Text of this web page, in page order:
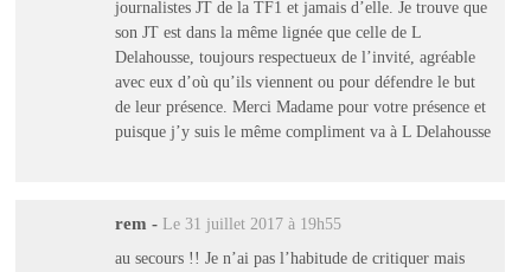
journalistes JT de la TF1 et jamais d’elle. Je trouve que
son JT est dans la même lignée que celle de L
Delahousse, toujours respectueux de l’invité, agréable
avec eux d’où qu’ils viennent ou pour défendre le but
de leur présence. Merci Madame pour votre présence et
puisque j’y suis le même compliment va à L Delahousse
rem - Le 31 juillet 2017 à 19h55
au secours !! Je n’ai pas l’habitude de critiquer mais